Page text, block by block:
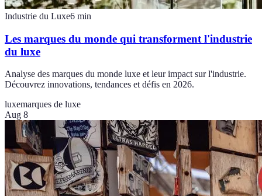
Industrie du Luxe6 min
Les marques du monde qui transforment l'industrie
du luxe
Analyse des marques du monde luxe et leur impact sur l'industrie.
Découvrez innovations, tendances et défis en 2026.
luxemarques de luxe
Aug 8